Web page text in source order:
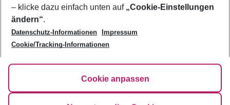
AGB
Bestpreisgarantie
Cookie-Einstellungen ändern
Cookie-Richtlinie
Impressum
Agenturbetreuung
Barrierefreies Reisen
FAQ
HanseMerkur Reiseversicherung
Hilfe & Kontakt
Folge uns
– klicke dazu einfach unten auf „Cookie-Einstellungen
ändern“.
Datenschutz-Informationen
Impressum
Cookie/Tracking-Informationen
Cookie anpassen